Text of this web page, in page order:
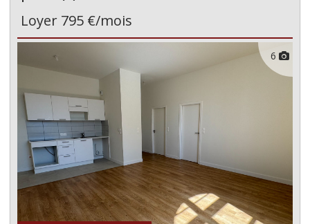
Loyer 795 €/mois
6